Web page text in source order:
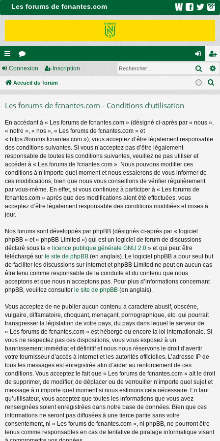
Les forums de fcnantes.com
ac
co
or
u
on
ne
ns
cri
Connexion Inscription
Accueil du forum
Les forums de fcnantes.com - Conditions d’utilisation
En accédant à « Les forums de fcnantes.com » (désigné ci-après par « nous »,
« notre », « nos », « Les forums de fcnantes.com » et
« https://forums.fcnantes.com »), vous acceptez d’être légalement responsable
des conditions suivantes. Si vous n’acceptez pas d’être légalement
responsable de toutes les conditions suivantes, veuillez ne pas utiliser et
accéder à « Les forums de fcnantes.com ». Nous pouvons modifier ces
conditions à n’importe quel moment et nous essaierons de vous informer de
ces modifications, bien que nous vous conseillons de vérifier régulièrement
par vous-même. En effet, si vous continuez à participer à « Les forums de
fcnantes.com » après que des modifications aient été effectuées, vous
acceptez d’être légalement responsable des conditions modifiées et mises à
jour.
Nos forums sont développés par phpBB (désignés ci-après par « logiciel
phpBB » et « phpBB Limited ») qui est un logiciel de forum de discussions
déclaré sous la « licence publique générale GNU 2.0 » et qui peut être
téléchargé sur le site de phpBB (en anglais). Le logiciel phpBB a pour seul but
de faciliter les discussions sur internet et phpBB Limited ne peut en aucun cas
être tenu comme responsable de la conduite et du contenu que nous
acceptons et que nous n’acceptons pas. Pour plus d’informations concernant
phpBB, veuillez consulter le site de phpBB (en anglais).
Vous acceptez de ne publier aucun contenu à caractère abusif, obscène,
vulgaire, diffamatoire, choquant, menaçant, pornographique, etc. qui pourrait
transgresser la législation de votre pays, du pays dans lequel le serveur de
« Les forums de fcnantes.com » est hébergé ou encore la loi internationale. Si
vous ne respectez pas ces dispositions, vous vous exposez à un
bannissement immédiat et définitif et nous nous réservons le droit d’avertir
votre fournisseur d’accès à internet et les autorités officielles. L’adresse IP de
tous les messages est enregistrée afin d’aider au renforcement de ces
conditions. Vous acceptez le fait que « Les forums de fcnantes.com » ait le droit
de supprimer, de modifier, de déplacer ou de verrouiller n’importe quel sujet et
message à n’importe quel moment si nous estimons cela nécessaire. En tant
qu’utilisateur, vous acceptez que toutes les informations que vous avez
renseignées soient enregistrées dans notre base de données. Bien que ces
informations ne seront pas diffusées à une tierce partie sans votre
consentement, ni « Les forums de fcnantes.com », ni phpBB, ne pourront être
tenus comme responsables en cas de tentative de piratage informatique visant